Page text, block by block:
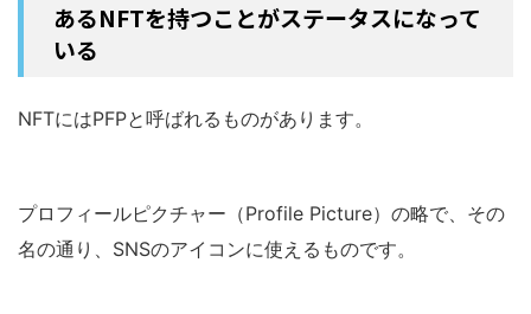
あるNFTを持つことがステータスになって
いる
NFTにはPFPと呼ばれるものがあります。
プロフィールピクチャー（Profile Picture）の略で、その
名の通り、SNSのアイコンに使えるものです。